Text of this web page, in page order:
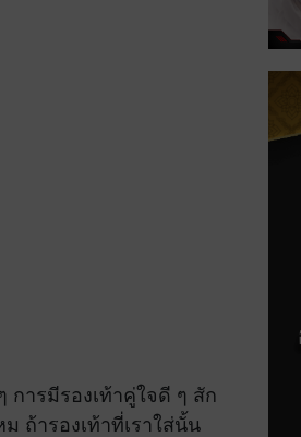
การมีรองเท้าคู่ใจดี ๆ สัก
ถ้ารองเท้าที่เราใส่นั้น